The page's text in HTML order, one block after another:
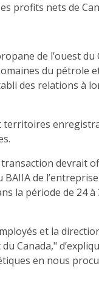
profits nets de
de l’ouest
du pétrole
des relations à
devrait
de
la période de 24 à
et la
Canada,"
en nous